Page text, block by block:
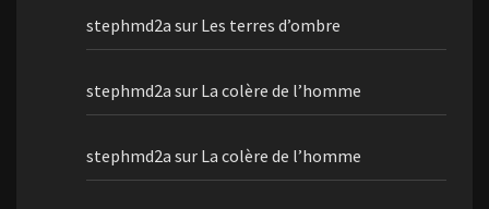
stephmd2a sur Les terres d’ombre
stephmd2a sur La colère de l’homme
stephmd2a sur La colère de l’homme